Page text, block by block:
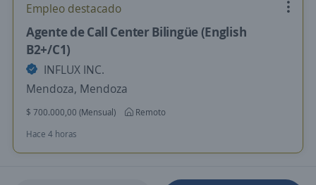
Empleo destacado
Agente de Call Center Bilingüe (English
B2+/C1)
INFLUX INC.
Mendoza, Mendoza
$ 700.000,00 (Mensual)
Remoto
Hace 4 horas